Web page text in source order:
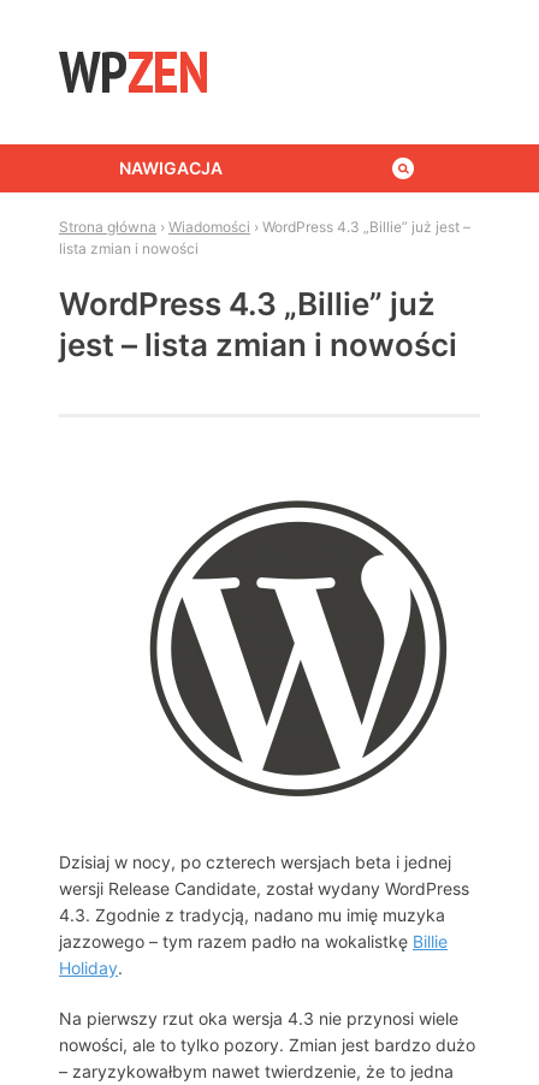
NAWIGACJA
Strona główna › Wiadomości › WordPress 4.3 „Billie” już jest –
lista zmian i nowości
WordPress 4.3 „Billie” już
jest – lista zmian i nowości
Dzisiaj w nocy, po czterech wersjach beta i jednej
wersji Release Candidate, został wydany WordPress
4.3. Zgodnie z tradycją, nadano mu imię muzyka
jazzowego – tym razem padło na wokalistkę Billie
Holiday.
Na pierwszy rzut oka wersja 4.3 nie przynosi wiele
nowości, ale to tylko pozory. Zmian jest bardzo dużo
– zaryzykowałbym nawet twierdzenie, że to jedna